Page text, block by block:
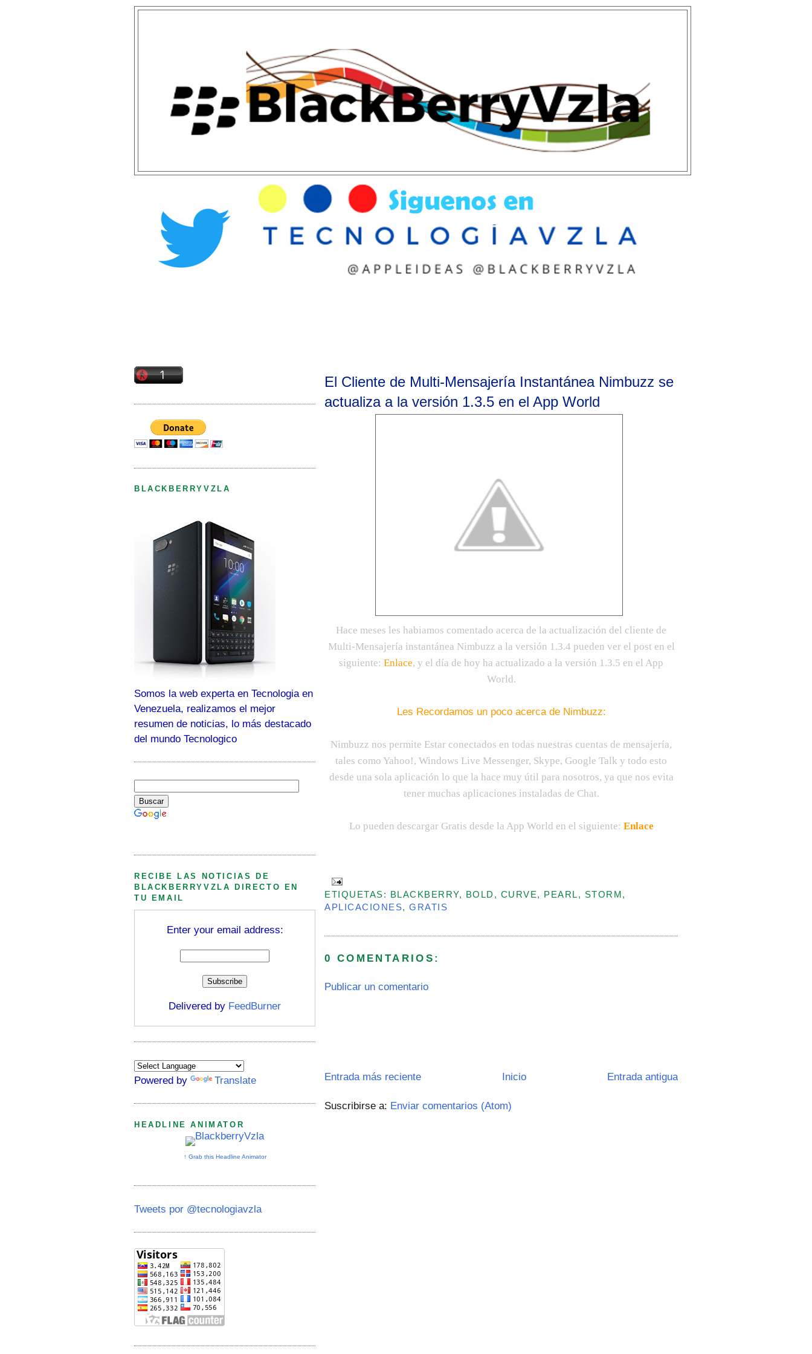
El Cliente de Multi-Mensajería Instantánea Nimbuzz se
actualiza a la versión 1.3.5 en el App World
Hace meses les habiamos comentado acerca de la actualización del cliente de
Multi-Mensajería instantánea Nimbuzz a la versión 1.3.4 pueden ver el post en el
siguiente: Enlace, y el día de hoy ha actualizado a la versión 1.3.5 en el App
World.
Les Recordamos un poco acerca de Nimbuzz:
Nimbuzz nos permite Estar conectados en todas nuestras cuentas de mensajería,
tales como Yahoo!, Windows Live Messenger, Skype, Google Talk y todo esto
desde una sola aplicación lo que la hace muy útil para nosotros, ya que nos evita
tener muchas aplicaciones instaladas de Chat.
Lo pueden descargar Gratis desde la App World en el siguiente: Enlace
ETIQUETAS: BLACKBERRY, BOLD, CURVE, PEARL, STORM,
APLICACIONES, GRATIS
0 COMENTARIOS:
Publicar un comentario
Entrada más reciente Entrada antigua
Inicio
Suscribirse a: Enviar comentarios (Atom)
BLACKBERRYVZLA
Somos la web experta en Tecnologia en
Venezuela, realizamos el mejor
resumen de noticias, lo más destacado
del mundo Tecnologico
RECIBE LAS NOTICIAS DE
BLACKBERRYVZLA DIRECTO EN
TU EMAIL
Enter your email address:
Delivered by FeedBurner
Powered by Translate
HEADLINE ANIMATOR
↑ Grab this Headline Animator
Tweets por @tecnologiavzla